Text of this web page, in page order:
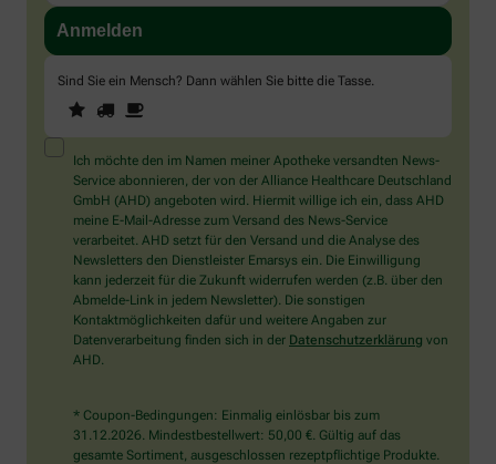
Sind Sie ein Mensch? Dann wählen Sie bitte die Tasse
Sind
Sie
ein
Mensch?
Dann
wählen
Sie
bitte
die
Tasse.
1 2
Ich möchte den im Namen meiner Apotheke versandten News-
Service abonnieren, der von der Alliance Healthcare Deutschland
GmbH (AHD) angeboten wird. Hiermit willige ich ein, dass AHD
meine E-Mail-Adresse zum Versand des News-Service
verarbeitet. AHD setzt für den Versand und die Analyse des
Newsletters den Dienstleister Emarsys ein. Die Einwilligung
kann jederzeit für die Zukunft widerrufen werden (z.B. über den
Abmelde-Link in jedem Newsletter). Die sonstigen
Kontaktmöglichkeiten dafür und weitere Angaben zur
Datenverarbeitung finden sich in der Datenschutzerklärung von
AHD.
* Coupon-Bedingungen: Einmalig einlösbar bis zum
31.12.2026. Mindestbestellwert: 50,00 €. Gültig auf das
gesamte Sortiment, ausgeschlossen rezeptpflichtige Produkte.